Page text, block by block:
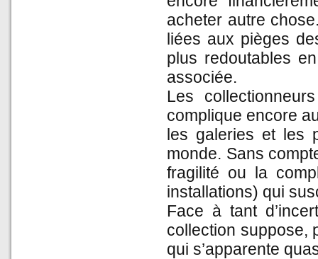
acheter autre
liées aux pièges
plus redoutables
associée.
Les
complique encore
les galeries et les
monde. Sans
fragilité ou la
installations) qui
Face à tant
collection suppose,
qui s’apparente